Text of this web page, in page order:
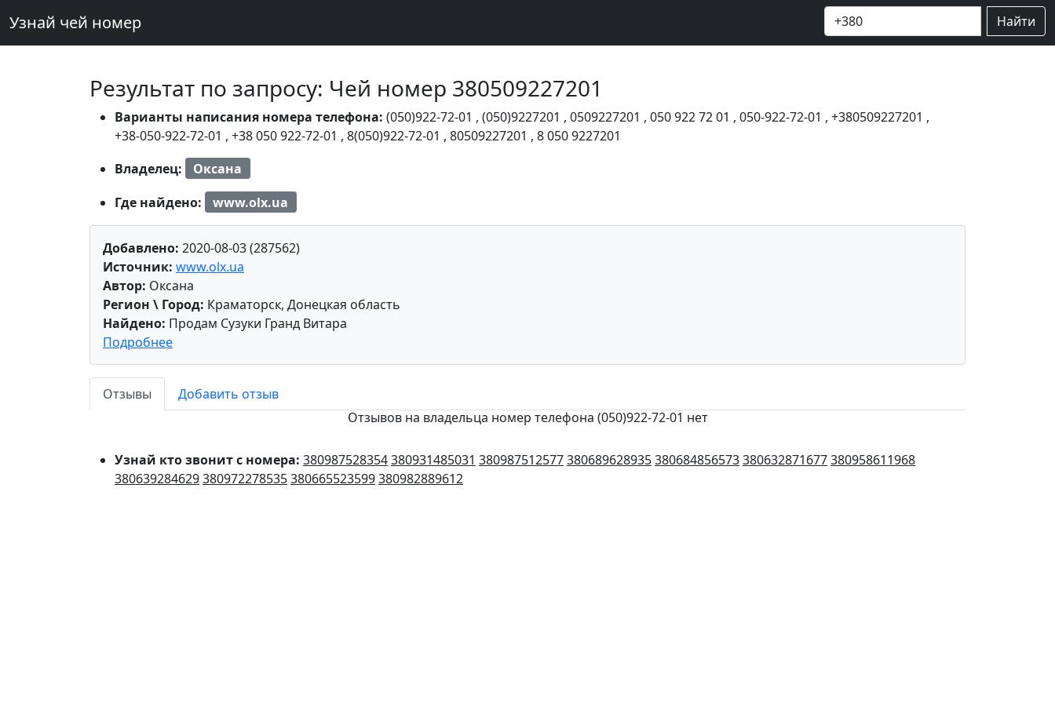
Узнай чей номер Найти
Результат по запросу: Чей номер 380509227201
Варианты написания номера телефона: (050)922-72-01 , (050)9227201 , 0509227201 , 050 922 72 01 , 050-922-72-01 , +380509227201 ,
+38-050-922-72-01 , +38 050 922-72-01 , 8(050)922-72-01 , 80509227201 , 8 050 9227201
Владелец:
Оксана
Где найдено:
www.olx.ua
Добавлено: 2020-08-03 (287562)
Источник: www.olx.ua
Автор: Оксана
Регион \ Город: Краматорск, Донецкая область
Найдено: Продам Сузуки Гранд Витара
Подробнее
Отзывы
Добавить отзыв
Отзывов на владельца номер телефона (050)922-72-01 нет
Узнай кто звонит с номера: 380987528354380931485031 380987512577380689628935380684856573380632871677380958611968
380639284629380972278535380665523599380982889612